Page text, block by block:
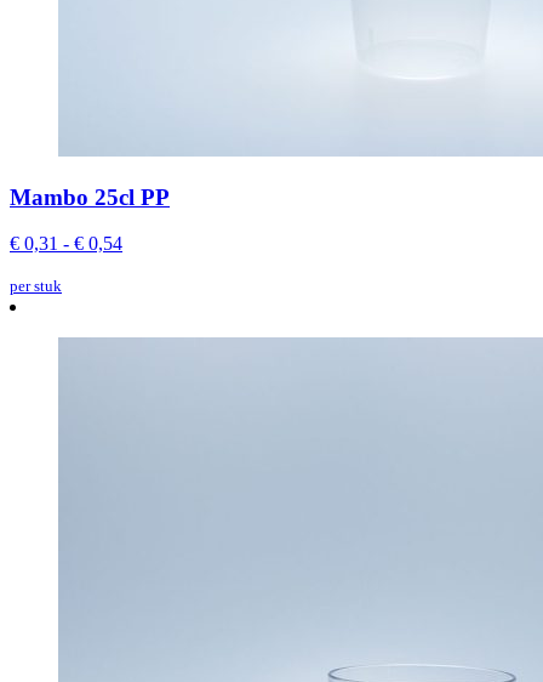
Mambo 25cl PP
€ 0,31 - € 0,54
per stuk